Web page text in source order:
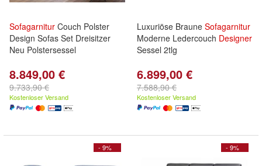
Sofagarnitur Couch Polster
Design Sofas Set Dreisitzer
Neu Polstersessel
8.849,00 €
9.733,90 €
Kostenloser Versand
Luxuriöse Braune Sofagarnitur
Moderne Ledercouch Designer
Sessel 2tlg
6.899,00 €
7.588,90 €
Kostenloser Versand
- 9% - 9%